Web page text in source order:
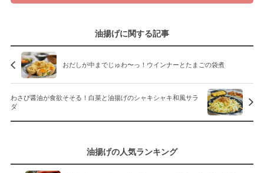
油揚げに関する記事
おだしが中までじゅわ〜っ！ウインナーとたまごの袋煮
わさび醤油が食欲そそる！白菜と油揚げのシャキシャキ和風サラ
ダ
油揚げの人気ランキング